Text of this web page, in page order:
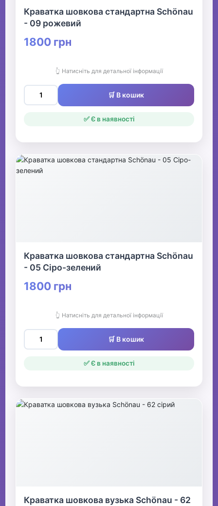
Краватка шовкова стандартна Schönau
- 09 рожевий
1800 грн
👆 Натисніть для детальної інформації
🛒 В кошик
✅ Є в наявності
Краватка шовкова стандартна Schönau
- 05 Сіро-зелений
1800 грн
👆 Натисніть для детальної інформації
🛒 В кошик
✅ Є в наявності
Краватка шовкова вузька Schönau - 62